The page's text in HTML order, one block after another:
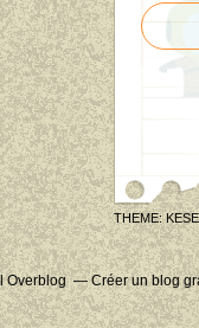
THEME:
Overblog Créer un blog